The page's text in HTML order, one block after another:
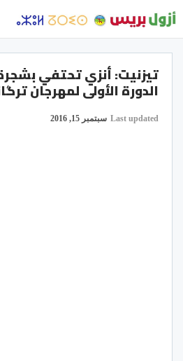
تيزنيت: أنزي تحتفي
الدورة الأولى لمهرجان
Last updated سبتمبر 15, 2016